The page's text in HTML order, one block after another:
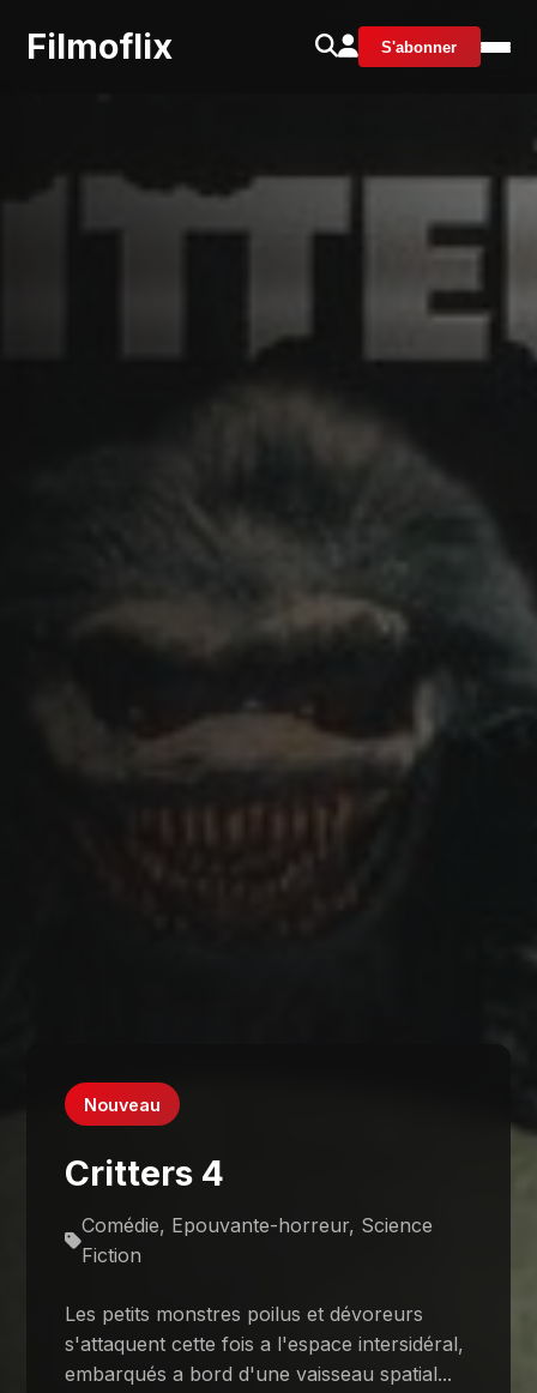
Filmoflix S'abonner
Nouveau
Critters 4
Comédie, Epouvante-horreur, Science
Fiction
Les petits monstres poilus et dévoreurs
s'attaquent cette fois a l'espace intersidéral,
embarqués a bord d'une vaisseau spatial...